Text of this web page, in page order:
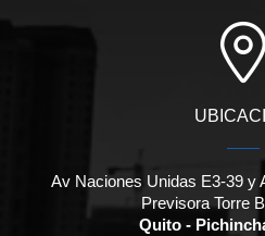
Av Naciones Unidas E3-39 y
Previsora Torre
Quito -